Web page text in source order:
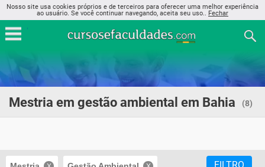
Nosso site usa cookies próprios e de terceiros para oferecer uma melhor experiência
ao usuário. Se você continuar navegando, aceita seu uso.. Fechar
Mestria em gestão ambiental em Bahia (8)